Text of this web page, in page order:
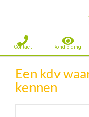
naarEen kdv
kennen